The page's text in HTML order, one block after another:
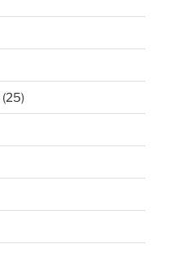
(25)